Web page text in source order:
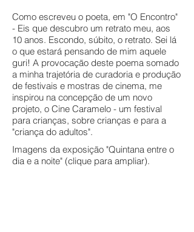
Como escreveu o poeta, em "O Encontro"
- Eis que descubro um retrato meu, aos
10 anos. Escondo, súbito, o retrato. Sei lá
o que estará pensando de mim aquele
guri! A provocação deste poema somado
a minha trajetória de curadoria e produção
de festivais e mostras de cinema, me
inspirou na concepção de um novo
projeto, o Cine Caramelo - um festival
para crianças, sobre crianças e para a
"criança do adultos".
Imagens da exposição "Quintana entre o
dia e a noite" (clique para ampliar).